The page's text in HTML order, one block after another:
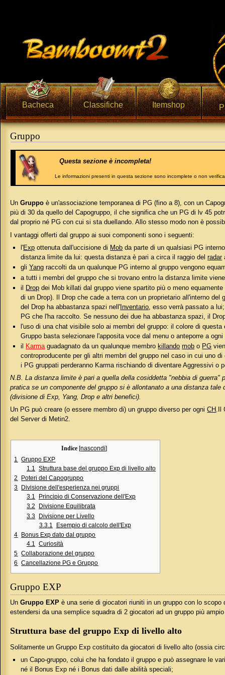
Bacheca Classifiche Itemshop
Gruppo
Questa sezione è incompleta!
Le informazioni presenti in questa sezione sono incomplete o non
UnGruppo è un'associazione temporanea di PG (fino a 8), con un
più di 30 da quello del Capogruppo, il che significa che un PG di lv 45
dal proprio né PG con cui si sta duellando. Allo stesso modo non è
I vantaggi offerti dal gruppo ai suoi componenti sono i seguenti:
l'Exp ottenuta dall'uccisione di Mob da parte di un qualsiasi PG
distanza limite da lui: questa distanza è pari a circa il raggio delradar
gliYang raccolti da un qualunque PG interno al gruppo vengono
a tutti i membri del gruppo che si trovano entro la distanza limite
il
Drop dei Mob killati dal gruppo viene spartito più o meno
di un Drop). Il Drop che cade a terra con un proprietario all'interno
del Drop ha abbastanza spazi nell' Inventario , esso verrà passato a
PG che l'ha raccolto. Se nessuno dei due ha abbastanza spazi, il
l'uso di una chat visibile solo ai membri del gruppo: il colore di
Gruppo basta selezionare l'apposita voce dal menu o anteporre a
il
Karmaguadagnato da un qualunque membro killando mob o PG
controproducente per gli altri membri del gruppo nel caso in cui uno
i PG gruppati perderanno Karma rischiando di diventare Aggressivi o
N.B. La distanza limite è pari a quella della cosiddetta "nebbia di
pratica se un componente del gruppo si è allontanato a una distanza
(divisione di Exp, Yang, Drop e altri benefici).
Un PG può creare (o essere membro di) un gruppo diverso per ogniCH.Il
del Server di Metin2.
Indice [nascondi]
1
Gruppo EXP
1.1
Struttura base del gruppo Exp di livello alto
2
Poteri del Capogruppo
3
Divisione dell'esperienza nei gruppi
3.1
Principio di Conservazione dell'Exp
3.2
Divisione Equilibrata
3.3 Divisione per Livello
3.3.1
Esempio di calcolo dell'Exp
4 Bonus Exp dato dal gruppo
4.1 Curiosità
5 Collaborazione del gruppo
6
Cancellazione PG e Gruppo
Gruppo EXP
UnGruppo EXP è una serie di giocatori riuniti in un gruppo con lo
estendersi da una semplice squadra di 2 giocatori ad un gruppo più
Struttura base del gruppo Exp di livello alto
Solitamente un Gruppo Exp costituito da giocatori di livello alto (ossia
un Capo-gruppo, colui che ha fondato il gruppo e può assegnare le
né il Bonus Exp né i Bonus dati dalle abilità speciali;